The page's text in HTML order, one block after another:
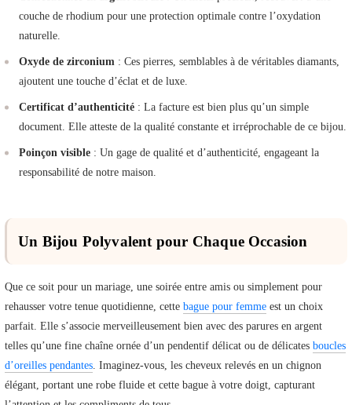
couche de rhodium pour une protection optimale contre l’oxydation
naturelle.
Oxyde de zirconium : Ces pierres, semblables à de véritables diamants,
ajoutent une touche d’éclat et de luxe.
Certificat d’authenticité : La facture est bien plus qu’un simple
document. Elle atteste de la qualité constante et irréprochable de ce bijou.
Poinçon visible : Un gage de qualité et d’authenticité, engageant la
responsabilité de notre maison.
Un Bijou Polyvalent pour Chaque Occasion
Que ce soit pour un mariage, une soirée entre amis ou simplement pour
rehausser votre tenue quotidienne, cette bague pour femme est un choix
parfait. Elle s’associe merveilleusement bien avec des parures en argent
telles qu’une fine chaîne ornée d’un pendentif délicat ou de délicates boucles
d’oreilles pendantes . Imaginez-vous, les cheveux relevés en un chignon
élégant, portant une robe fluide et cette bague à votre doigt, capturant